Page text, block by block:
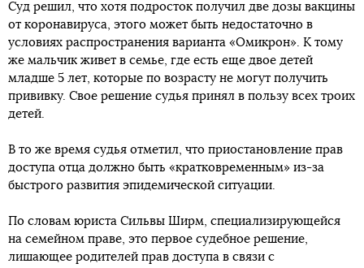
Суд решил, что хотя подросток получил две дозы вакцины
от коронавируса, этого может быть недостаточно в
условиях распространения варианта «Омикрон». К тому
же мальчик живет в семье, где есть еще двое детей
младше 5 лет, которые по возрасту не могут получить
прививку. Свое решение судья принял в пользу всех троих
детей.
В то же время судья отметил, что приостановление прав
доступа отца должно быть «кратковременным» из-за
быстрого развития эпидемической ситуации.
По словам юриста Сильвы Ширм, специализирующейся
на семейном праве, это первое судебное решение,
лишающее родителей прав доступа в связи с